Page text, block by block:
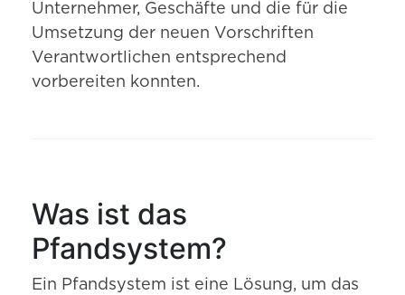
Unternehmer, Geschäfte und die für die
Umsetzung der neuen Vorschriften
Verantwortlichen entsprechend
vorbereiten konnten.
Was ist das
Pfandsystem?
Ein Pfandsystem ist eine Lösung, um das